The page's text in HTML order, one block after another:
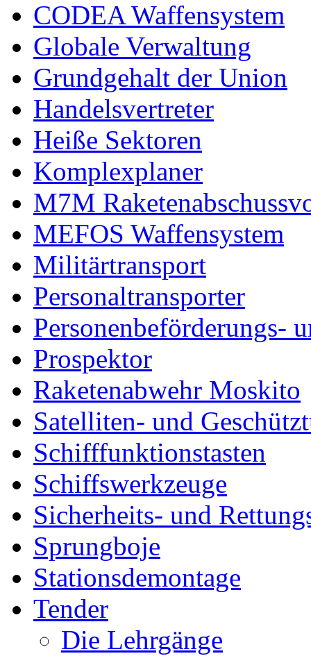
CODEA Waffensystem
Globale Verwaltung
Grundgehalt der Union
Handelsvertreter
Heiße Sektoren
Komplexplaner
M7M
MEFOS Waffensystem
Militärtransport
Personaltransporter
Personenbeförderungs-
Prospektor
Raketenabwehr Moskito
Satelliten- und
Schifffunktionstasten
Schiffswerkzeuge
Sicherheits- und
Sprungboje
Stationsdemontage
Tender
Die Lehrgänge